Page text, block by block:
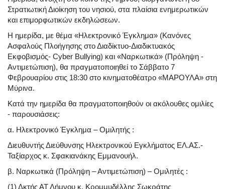
Στρατιωτική Διοίκηση του νησιού, στα πλαίσια ενημερωτικών
και επιμορφωτικών εκδηλώσεων.
Η ημερίδα, με θέμα «Ηλεκτρονικό Έγκλημα» (Κανόνες
Ασφαλούς Πλοήγησης στο Διαδίκτυο-Διαδικτυακός
Εκφοβισμός- Cyber Bullying) και «Ναρκωτικά» (Πρόληψη -
Αντιμετώπιση), θα πραγματοποιηθεί το Σάββατο 7
Φεβρουαρίου στις 18:30 στο κινηματοθέατρο «ΜΑΡΟΥΛΑ» στη
Μύρινα.
Κατά την ημερίδα θα πραγματοποιηθούν οι ακόλουθες ομιλίες
- παρουσιάσεις:
α. Ηλεκτρονικό Έγκλημα – Ομιλητής :
Διευθυντής Διεύθυνσης Ηλεκτρονικού Εγκλήματος ΕΛ.ΑΣ.-
Ταξίαρχος κ. Σφακιανάκης Εμμανουήλ.
β. Ναρκωτικά (Πρόληψη – Αντιμετώπιση) – Ομιλητές :
(1) Δκτής ΑΤ Λήμνου κ. Κρομμυδέλλης Σωκράτης